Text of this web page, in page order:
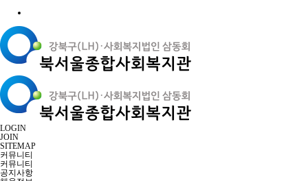
LOGIN
JOIN
SITEMAP
커뮤니티
커뮤니티
공지사항